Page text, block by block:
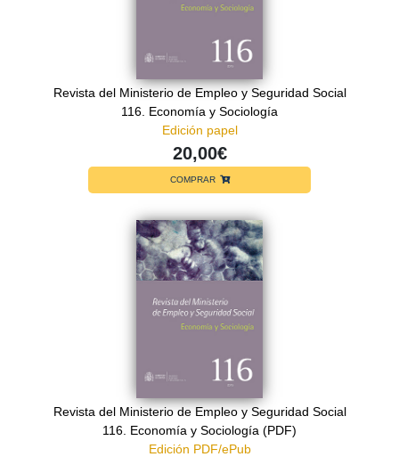
Revista del Ministerio de Empleo y Seguridad Social
116. Economía y Sociología
Edición papel
20,00€
COMPRAR
Revista del Ministerio de Empleo y Seguridad Social
116. Economía y Sociología (PDF)
Edición PDF/ePub